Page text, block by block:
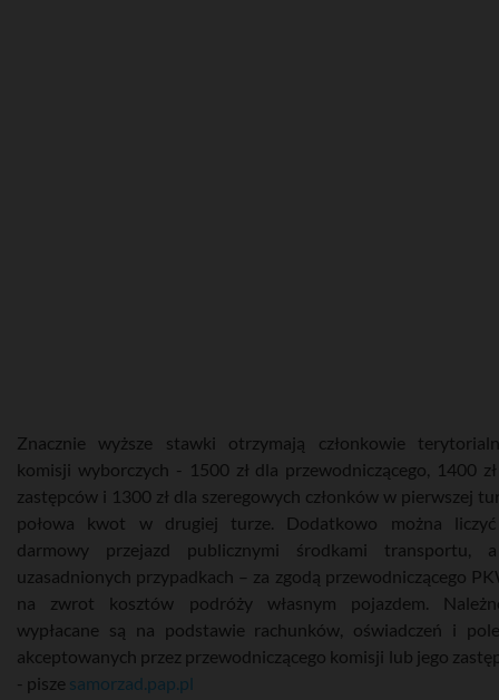
Znacznie wyższe stawki otrzymają członkowie
komisji wyborczych - 1500 zł dla przewodniczącego, 1400
zastępców i 1300 zł dla szeregowych członków w pierwszej
połowa kwot w drugiej turze. Dodatkowo można
darmowy przejazd publicznymi środkami transportu,
uzasadnionych przypadkach – za zgodą przewodniczącego
na zwrot kosztów podróży własnym pojazdem.
wypłacane są na podstawie rachunków, oświadczeń i
akceptowanych przez przewodniczącego komisji lub jego
- pisze samorzad.pap.pl